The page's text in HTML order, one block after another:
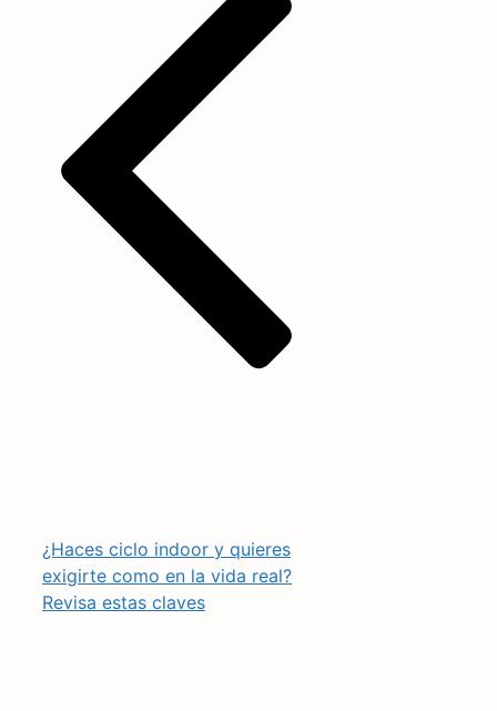
¿Haces ciclo indoor y quieres
exigirte como en la vida real?
Revisa estas claves